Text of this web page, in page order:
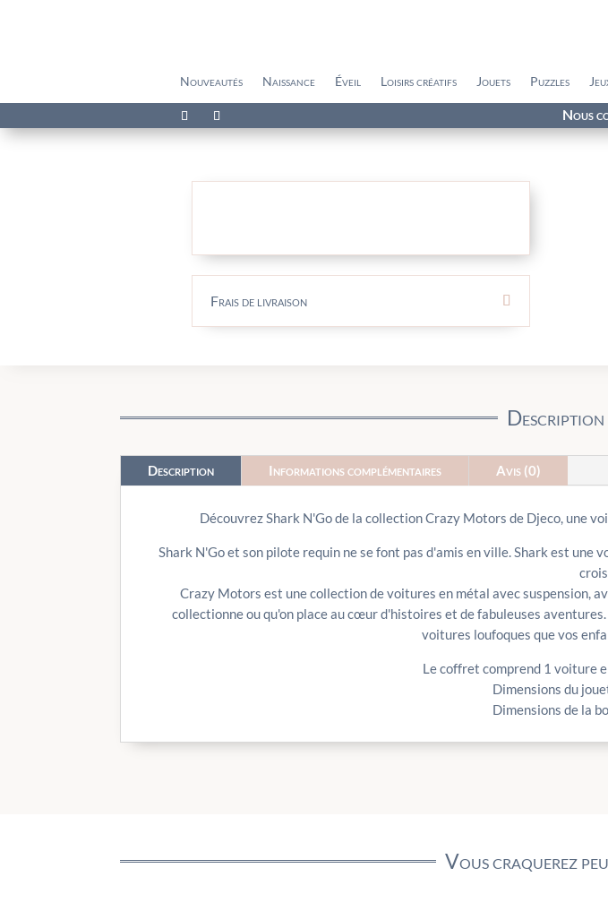
Nouveautés Naissance Éveil Loisirs créatifs Jouets Puzzles
Nous
Frais de livraison
Description Informations complémentaires Avis (0)
Découvrez Shark N'Go de la collection Crazy Motors de Djeco, une
Shark N'Go et son pilote requin ne se font pas d'amis en ville. Shark est une
Crazy Motors est une collection de voitures en métal avec suspension,
collectionne ou qu'on place au cœur d'histoires et de fabuleuses
voitures loufoques que vos
Le coffret comprend 1 voiture
Dimensions du
Dimensions de la
Vous craquerez